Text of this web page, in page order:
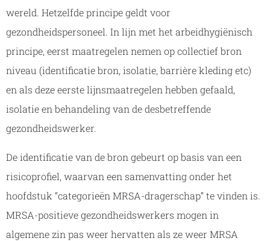
wereld. Hetzelfde principe geldt voor
gezondheidspersoneel. In lijn met het arbeidhygiënisch
principe, eerst maatregelen nemen op collectief bron
niveau (identificatie bron, isolatie, barrière kleding etc)
en als deze eerste lijnsmaatregelen hebben gefaald,
isolatie en behandeling van de desbetreffende
gezondheidswerker.
De identificatie van de bron gebeurt op basis van een
risicoprofiel, waarvan een samenvatting onder het
hoofdstuk “categorieën MRSA-dragerschap” te vinden is.
MRSA-positieve gezondheidswerkers mogen in
algemene zin pas weer hervatten als ze weer MRSA